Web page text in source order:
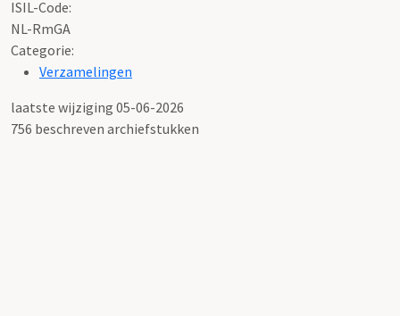
ISIL-Code:
NL-RmGA
Categorie:
Verzamelingen
laatste wijziging 05-06-2026
756 beschreven archiefstukken